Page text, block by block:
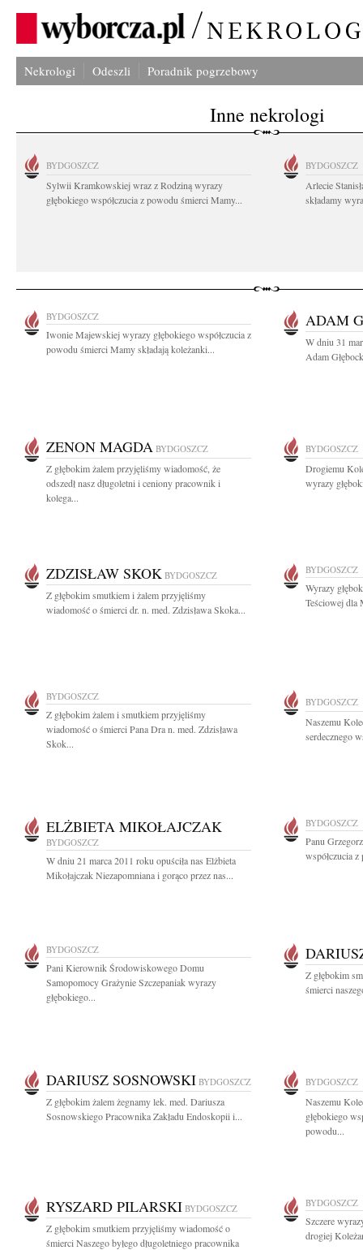
Nekrologi Odeszli Poradnik pogrzebowy
Inne nekrologi
BYDGOSZCZ
Sylwii Kramkowskiej wraz z Rodziną wyrazy
głębokiego współczucia z powodu śmierci Mamy...
BYDGOSZCZ
Arlecie
składamy
BYDGOSZCZ
Iwonie Majewskiej wyrazy głębokiego współczucia z
powodu śmierci Mamy składają koleżanki...
ADAM
W dniu 31
Adam
ZENON MAGDA BYDGOSZCZ
Z głębokim żalem przyjęliśmy wiadomość, że
odszedł nasz długoletni i ceniony pracownik i
kolega...
BYDGOSZCZ
Drogiemu
wyrazy
ZDZISŁAW SKOK BYDGOSZCZ
Z głębokim smutkiem i żalem przyjęliśmy
wiadomość o śmierci dr. n. med. Zdzisława Skoka...
BYDGOSZCZ
Wyrazy
Teściowej dla
BYDGOSZCZ
Z głębokim żalem i smutkiem przyjęliśmy
wiadomość o śmierci Pana Dra n. med. Zdzisława
Skok...
BYDGOSZCZ
Naszemu
serdecznego
ELŻBIETA MIKOŁAJCZAK
BYDGOSZCZ
W dniu 21 marca 2011 roku opuściła nas Elżbieta
Mikołajczak Niezapomniana i gorąco przez nas...
BYDGOSZCZ
Panu
współczucia
BYDGOSZCZ
Pani Kierownik Środowiskowego Domu
Samopomocy Grażynie Szczepaniak wyrazy
głębokiego...
Z głębokim
śmierci
DARIUSZ SOSNOWSKI BYDGOSZCZ
Z głębokim żalem żegnamy lek. med. Dariusza
Sosnowskiego Pracownika Zakładu Endoskopii i...
BYDGOSZCZ
Naszemu
głębokiego
powodu...
RYSZARD PILARSKI BYDGOSZCZ
Z głębokim smutkiem przyjęliśmy wiadomość o
śmierci Naszego byłego długoletniego pracownika
BYDGOSZCZ
Szczere
drogiej